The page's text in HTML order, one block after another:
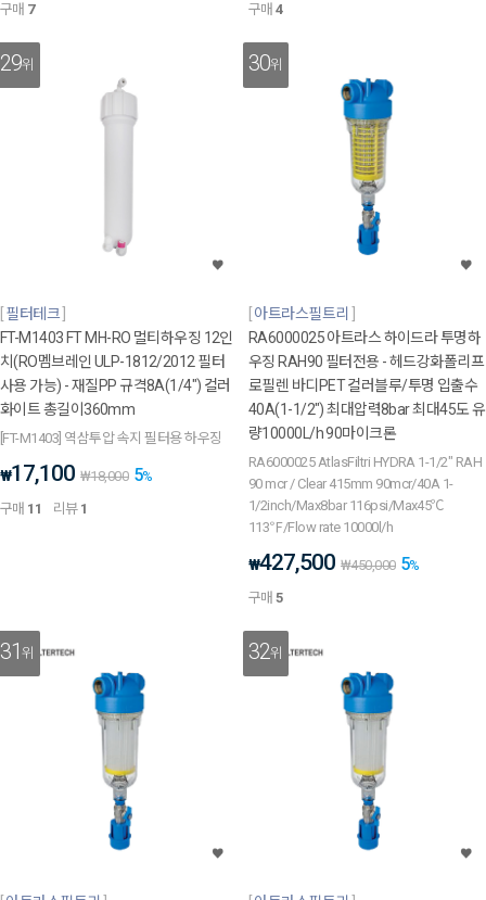
구매 7
구매4
29위
필터테크
FT-M1403 FT MH-RO 멀티하우징 12인
치(RO멤브레인 ULP-1812/2012 필터
사용 가능) - 재질PP 규격8A(1/4") 컬러
화이트 총길이360mm
[FT-M1403] 역삼투압 속지 필터용 하우징
₩17,100 ₩18,000 5%
구매 11 리뷰 1
30위
아트라스필트리
RA6000025 아트라스 하이드라 투명하
우징 RAH90 필터전용 - 헤드강화폴리프
로필렌 바디PET 컬러블루/투명 입출수
40A(1-1/2") 최대압력8bar 최대45도 유
량10000L/h 90마이크론
RA6000025 AtlasFiltri HYDRA 1-1/2" RAH
90 mcr / Clear 415mm 90mcr/40A 1-
1/2inch/Max8bar 116psi/Max45℃
113℉/Flow rate 10000l/h
₩427,500 ₩450,000 5%
구매5
31위 32위